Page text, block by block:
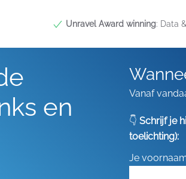
Unravel Award winning: Data
en
Vanaf
👇 Schrijf je
toelichting):
Je